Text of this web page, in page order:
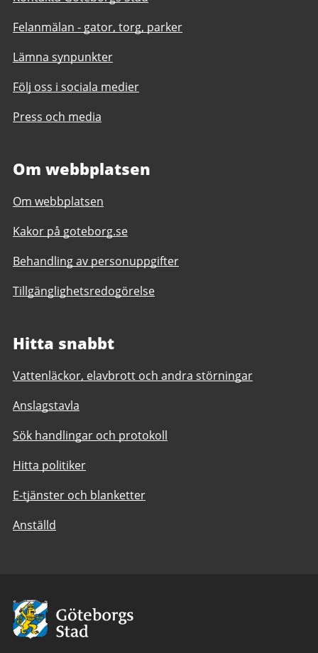
Felanmälan - gator, torg, parker
Lämna synpunkter
Följ oss i sociala medier
Press och media
Om webbplatsen
Om webbplatsen
Kakor på goteborg.se
Behandling av personuppgifter
Tillgänglighetsredogörelse
Hitta snabbt
Vattenläckor, elavbrott och andra störningar
Anslagstavla
Sök handlingar och protokoll
Hitta politiker
E-tjänster och blanketter
Anställd
Avsändare:
Göteborgs
Stad